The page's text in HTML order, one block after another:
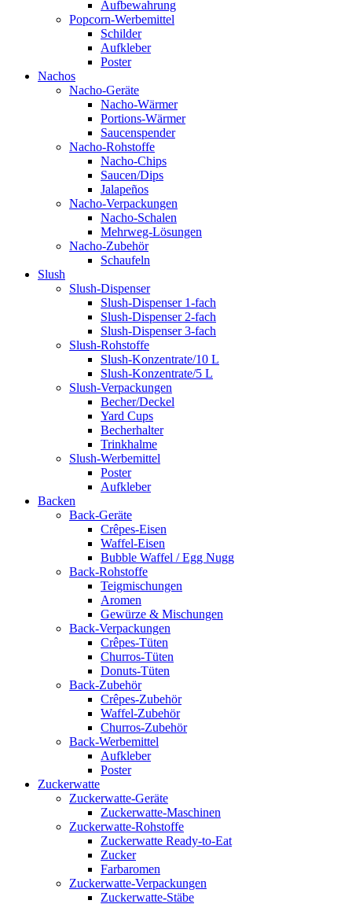
Aufbewahrung
Popcorn-Werbemittel
Schilder
Aufkleber
Poster
Nachos
Nacho-Geräte
Nacho-Wärmer
Portions-Wärmer
Saucenspender
Nacho-Rohstoffe
Nacho-Chips
Saucen/Dips
Jalapeños
Nacho-Verpackungen
Nacho-Schalen
Mehrweg-Lösungen
Nacho-Zubehör
Schaufeln
Slush
Slush-Dispenser
Slush-Dispenser 1-fach
Slush-Dispenser 2-fach
Slush-Dispenser 3-fach
Slush-Rohstoffe
Slush-Konzentrate/10 L
Slush-Konzentrate/5 L
Slush-Verpackungen
Becher/Deckel
Yard Cups
Becherhalter
Trinkhalme
Slush-Werbemittel
Poster
Aufkleber
Backen
Back-Geräte
Crêpes-Eisen
Waffel-Eisen
Bubble Waffel / Egg Nugg
Back-Rohstoffe
Teigmischungen
Aromen
Gewürze & Mischungen
Back-Verpackungen
Crêpes-Tüten
Churros-Tüten
Donuts-Tüten
Back-Zubehör
Crêpes-Zubehör
Waffel-Zubehör
Churros-Zubehör
Back-Werbemittel
Aufkleber
Poster
Zucker­watte
Zuckerwatte-Geräte
Zuckerwatte-Maschinen
Zuckerwatte-Rohstoffe
Zuckerwatte Ready-to-Eat
Zucker
Farbaromen
Zuckerwatte-Verpackungen
Zuckerwatte-Stäbe